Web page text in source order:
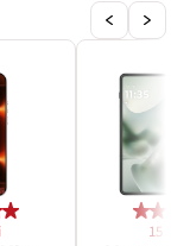
15